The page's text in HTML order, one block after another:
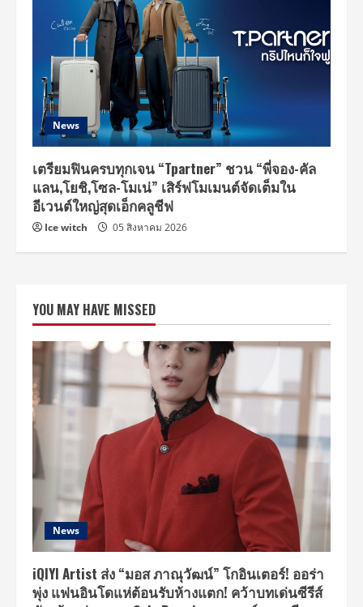
News
เตรียมฟินครบทุกเจน “Tpartner” ชวน “พี่จอง-คัล
แลน,โยชิ,โซล-โมเน่” เสิร์ฟโมเมนต์จัดเต็มใน
อีเวนต์ใหญ่สุดเอ็กคลูชีฟ
Ice witch 05 สิงหาคม 2026
YOU MAY HAVE MISSED
News
iQIYI Artist ส่ง “มอส ภาณุวัฒน์” โกอินเตอร์! ออร่า
พุ่ง แฟนอินโดแห่ต้อนรับห้างแตก! คว้าบทเด่นซีรีส์